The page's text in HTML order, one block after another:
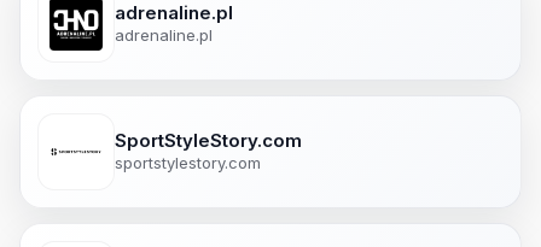
adrenaline.pl
adrenaline.pl
SportStyleStory.com
sportstylestory.com